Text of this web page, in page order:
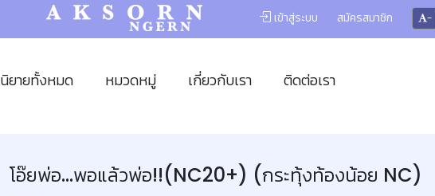
เข้าสู่ระบบ สมัครสมาชิก -
นิยายทั้งหมด หมวดหมู่ เกี่ยวกับเรา ติดต่อเรา
โอ๊ยพ่อ...พอแล้วพ่อ!!(NC20+) (กระทุ้งท้องน้อย NC)